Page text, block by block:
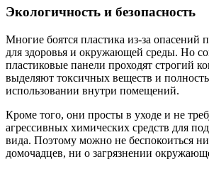
Экологичность и безопасность
Многие боятся пластика из-за опасений
для здоровья и окружающей среды. Но
пластиковые панели проходят строгий
выделяют токсичных веществ и
использовании внутри помещений.
Кроме того, они просты в уходе и не
агрессивных химических средств для
вида. Поэтому можно не беспокоиться ни
домочадцев, ни о загрязнении